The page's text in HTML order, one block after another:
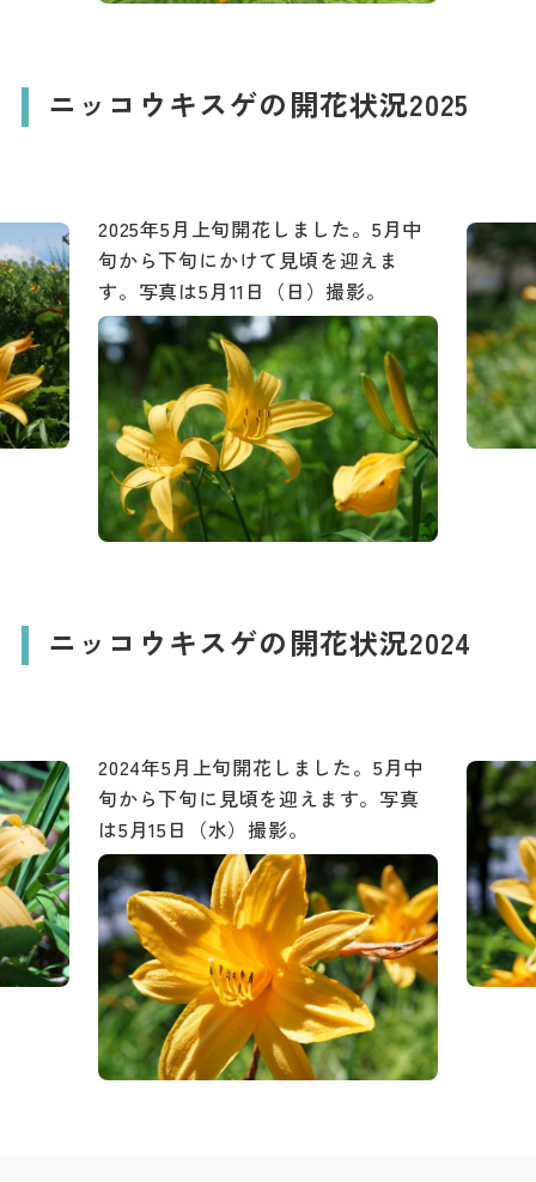
ニッコウキスゲの開花状況2025
2025年5月上旬開花しました。5月中
旬から下旬にかけて見頃を迎えま
す。写真は5月11日（日）撮影。
ニッコウキスゲの開花状況2024
2024年5月上旬開花しました。5月中
旬から下旬に見頃を迎えます。写真
は5月15日（水）撮影。